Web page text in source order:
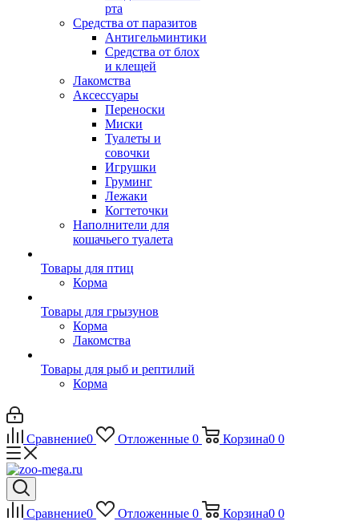
рта
Средства от паразитов
Антигельминтики
Средства от блох
и клещей
Лакомства
Аксессуары
Переноски
Миски
Туалеты и
совочки
Игрушки
Груминг
Лежаки
Когтеточки
Наполнители для
кошачьего туалета
Товары для птиц
Корма
Товары для грызунов
Корма
Лакомства
Товары для рыб и рептилий
Корма
Сравнение0 Отложенные 0 Корзина0 0
Сравнение0 Отложенные 0 Корзина0 0